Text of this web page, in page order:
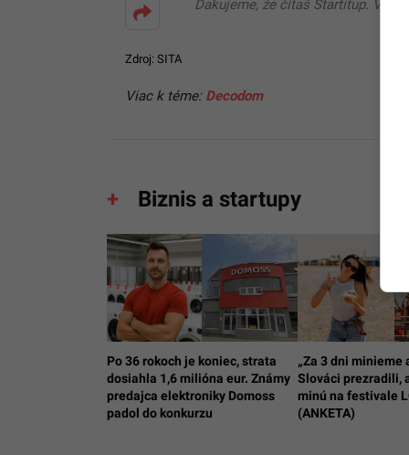
Ďakujeme, že čítaš Startitup. V
Zdroj: SITA
Viac k téme: Decodom
Biznis a startupy
Po 36 rokoch je koniec, strata
dosiahla 1,6 milióna eur. Známy
predajca elektroniky Domoss
padol do konkurzu
„Za 3 dni minieme
Slováci prezradili,
minú na festivale
(ANKETA)